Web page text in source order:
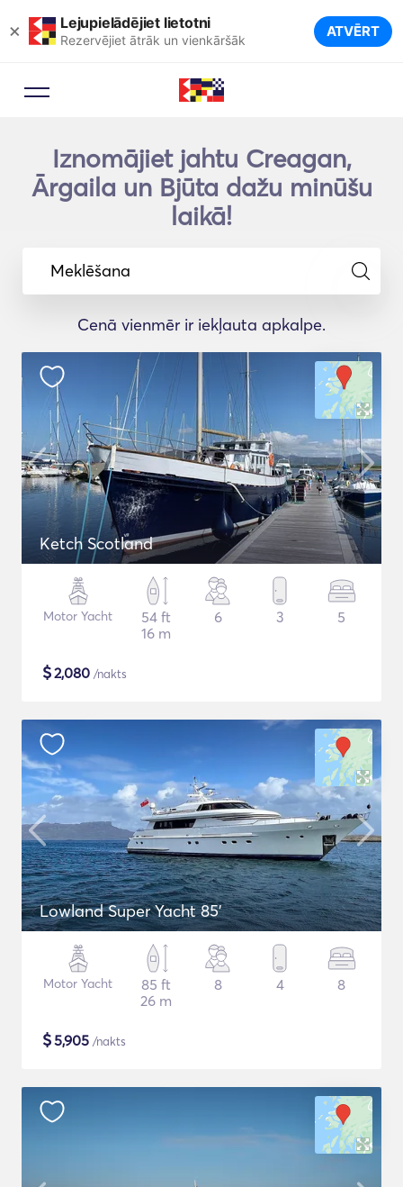
× Lejupielādējiet lietotni
Rezervējiet ātrāk un vienkāršāk ATVĒRT
Iznomājiet jahtu Creagan,
Ārgaila un Bjūta dažu minūšu
laikā!
Meklēšana
Cenā vienmēr ir iekļauta apkalpe.
Ketch Scotland
Motor Yacht
54 ft
16 m
6 3 5
$2,080 /nakts
Lowland Super Yacht 85'
Motor Yacht
85 ft
26 m
8 4 8
$5,905 /nakts